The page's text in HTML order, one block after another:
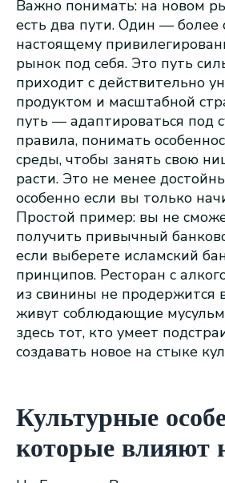
Важно понимать: на новом
есть два пути. Один —
настоящему
рынок под себя. Это путь
приходит с действительно
продуктом и масштабной
путь — адаптироваться под
правила, понимать
среды, чтобы занять свою
расти. Это не менее
особенно если вы только
Простой пример: вы не
получить привычный
если выберете исламский
принципов. Ресторан с
из свинины не продержится
живут соблюдающие
здесь тот, кто умеет
создавать новое на стыке
Культурные
которые влияют